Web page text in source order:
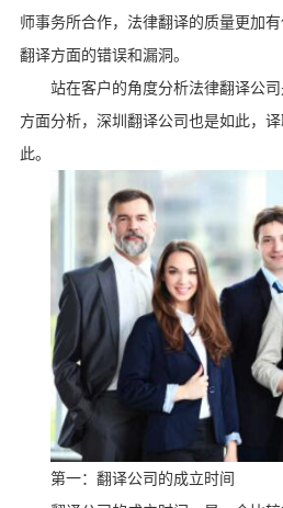
师事务所合作，法律翻译的质量更加
翻译方面的错误和漏洞。
站在客户的角度分析法律翻译公
方面分析，深圳翻译公司也是如此，
此。
第一：翻译公司的成立时间